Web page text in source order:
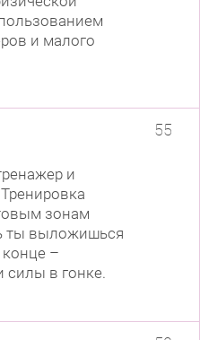
и малого
и
зонам
ты выложишься
–
силы в гонке.
55